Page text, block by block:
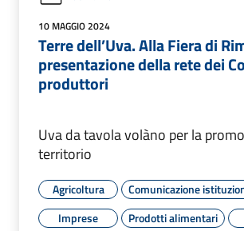
10 MAGGIO 2024
Terre dell’Uva. Alla Fiera di
presentazione della rete dei
produttori
Uva da tavola volàno per la
territorio
Agricoltura
Comunicazione
Imprese
Prodotti alimentari